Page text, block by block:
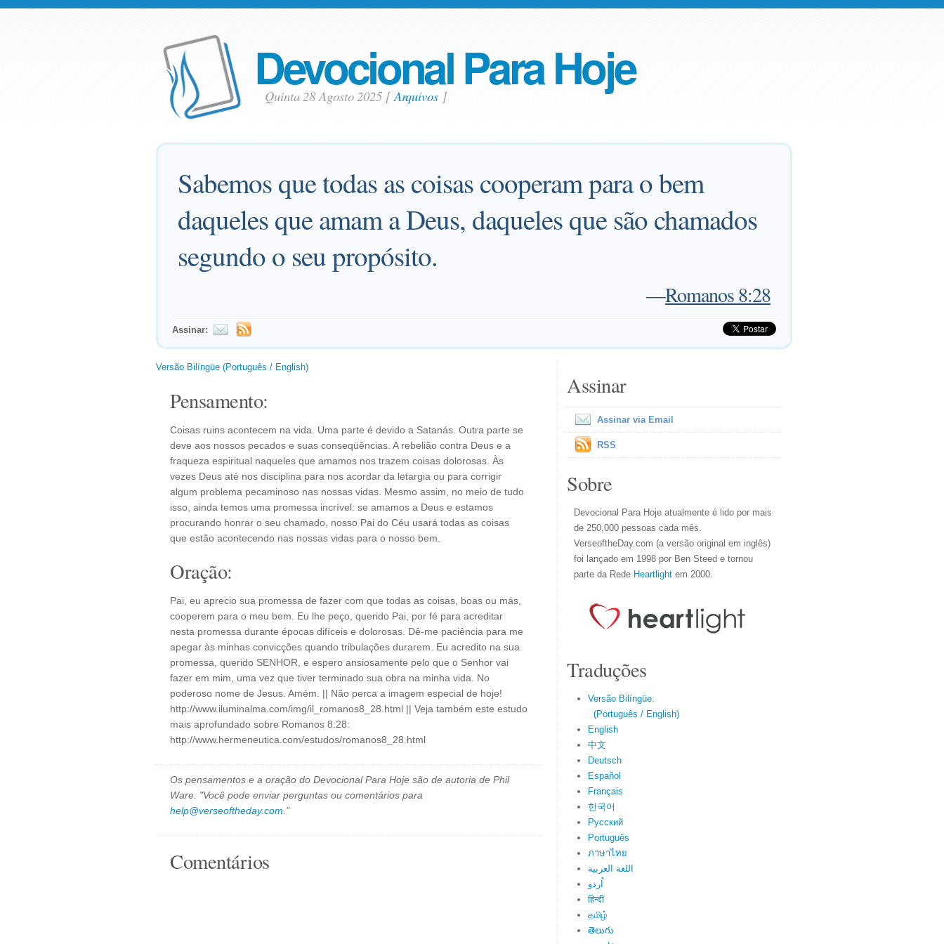
Devocional Para Hoje
Quinta 28 Agosto 2025 [Arquivos]
Sabemos que todas as coisas cooperam para o bem
daqueles que amam a Deus, daqueles que são chamados
segundo o seu propósito.
—Romanos 8:28
Assinar:
Versão Bilíngüe (Português / English)
Pensamento:
Coisas ruins acontecem na vida. Uma parte é devido a Satanás. Outra parte se
deve aos nossos pecados e suas conseqüências. A rebelião contra Deus e a
fraqueza espiritual naqueles que amamos nos trazem coisas dolorosas. Às
vezes Deus até nos disciplina para nos acordar da letargia ou para corrigir
algum problema pecaminoso nas nossas vidas. Mesmo assim, no meio de tudo
isso, ainda temos uma promessa incrível: se amamos a Deus e estamos
procurando honrar o seu chamado, nosso Pai do Céu usará todas as coisas
que estão acontecendo nas nossas vidas para o nosso bem.
Oração:
Pai, eu aprecio sua promessa de fazer com que todas as coisas, boas ou más,
cooperem para o meu bem. Eu lhe peço, querido Pai, por fé para acreditar
nesta promessa durante épocas difíceis e dolorosas. Dê-me paciência para me
apegar às minhas convicções quando tribulações durarem. Eu acredito na sua
promessa, querido SENHOR, e espero ansiosamente pelo que o Senhor vai
fazer em mim, uma vez que tiver terminado sua obra na minha vida. No
poderoso nome de Jesus. Amém. || Não perca a imagem especial de hoje!
http://www.iluminalma.com/img/il_romanos8_28.html || Veja também este estudo
mais aprofundado sobre Romanos 8:28:
http://www.hermeneutica.com/estudos/romanos8_28.html
Os pensamentos e a oração do Devocional Para Hoje são de autoria de Phil
Ware. "Você pode enviar perguntas ou comentários para
help@verseoftheday.com ."
Comentários
Assinar
Assinar via Email
RSS
Sobre
Devocional Para Hoje atualmente é lido por mais
de 250,000 pessoas cada mês.
VerseoftheDay.com (a versão original em inglês)
foi lançado em 1998 por Ben Steed e tornou
parte da Rede Heartlight em 2000.
Traduções
Versão Bilíngüe:
(Português / English)
English
中文
Deutsch
Español
Français
한국어
Русский
Português
ภาษาไทย
اللغة العربية
اُردو
हिन्दी
தமிழ்
తెలుగు